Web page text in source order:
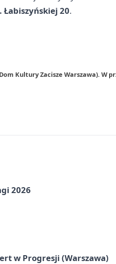
Łabiszyńskiej 20.
Kultury Zacisze Warszawa). W
2026
w Progresji (Warszawa)